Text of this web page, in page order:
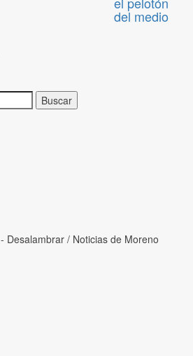
del medio
- Desalambrar / Noticias de Moreno